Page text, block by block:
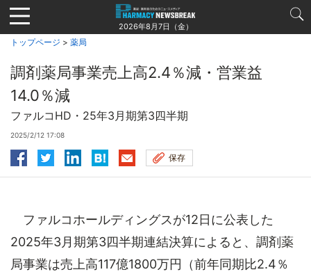
Jump
to
navigation
2026年8月7日（金）
トップページ > 薬局
調剤薬局事業売上高2.4％減・営業益
14.0％減
ファルコHD・25年3月期第3四半期
2025/2/12 17:08
保存
ファルコホールディングスが12日に公表した
2025年3月期第3四半期連結決算によると、調剤薬
局事業は売上高117億1800万円（前年同期比2.4％